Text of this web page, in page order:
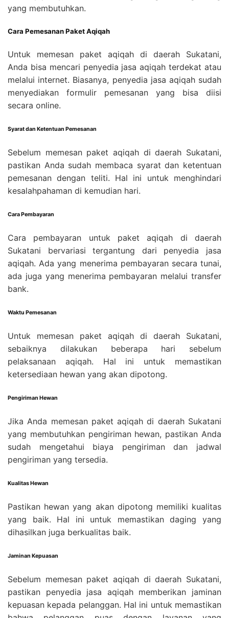
yang membutuhkan.
Cara Pemesanan Paket Aqiqah
Untuk memesan paket aqiqah di daerah Sukatani,
Anda bisa mencari penyedia jasa aqiqah terdekat atau
melalui internet. Biasanya, penyedia jasa aqiqah sudah
menyediakan formulir pemesanan yang bisa diisi
secara online.
Syarat dan Ketentuan Pemesanan
Sebelum memesan paket aqiqah di daerah Sukatani,
pastikan Anda sudah membaca syarat dan ketentuan
pemesanan dengan teliti. Hal ini untuk menghindari
kesalahpahaman di kemudian hari.
Cara Pembayaran
Cara pembayaran untuk paket aqiqah di daerah
Sukatani bervariasi tergantung dari penyedia jasa
aqiqah. Ada yang menerima pembayaran secara tunai,
ada juga yang menerima pembayaran melalui transfer
bank.
Waktu Pemesanan
Untuk memesan paket aqiqah di daerah Sukatani,
sebaiknya dilakukan beberapa hari sebelum
pelaksanaan aqiqah. Hal ini untuk memastikan
ketersediaan hewan yang akan dipotong.
Pengiriman Hewan
Jika Anda memesan paket aqiqah di daerah Sukatani
yang membutuhkan pengiriman hewan, pastikan Anda
sudah mengetahui biaya pengiriman dan jadwal
pengiriman yang tersedia.
Kualitas Hewan
Pastikan hewan yang akan dipotong memiliki kualitas
yang baik. Hal ini untuk memastikan daging yang
dihasilkan juga berkualitas baik.
Jaminan Kepuasan
Sebelum memesan paket aqiqah di daerah Sukatani,
pastikan penyedia jasa aqiqah memberikan jaminan
kepuasan kepada pelanggan. Hal ini untuk memastikan